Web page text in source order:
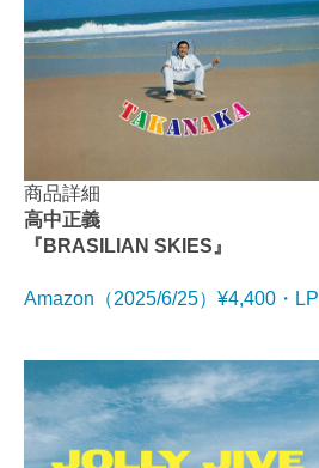
商品詳細
高中正義
『BRASILIAN SKIES』
Amazon（2025/6/25）¥4,400・LP